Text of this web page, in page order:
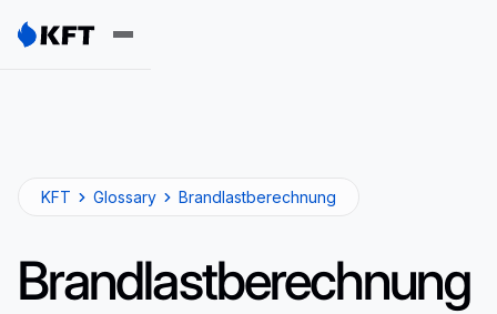
KFT Glossary Brandlastberechnung
Brandlastberechnung